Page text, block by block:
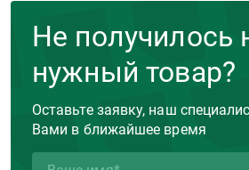
Не получилось
нужный товар?
Оставьте заявку, наш
Вами в ближайшее время